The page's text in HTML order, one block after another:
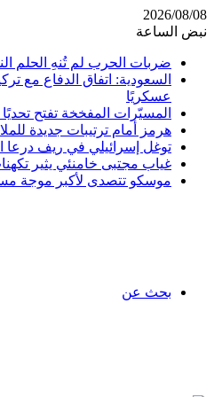
2026/08/08
نبض الساعة
ضربات الحرب لم تُنهِ الحلم
السعودية: اتفاق الدفاع مع
عسكريًا
المسيّرات المفخخة تفتح تحديًا
هرمز أمام ترتيبات جديدة
توغل إسرائيلي في ريف درعا
غياب مجتبى خامنئي يثير
موسكو تتصدى لأكبر موجة
بحث عن